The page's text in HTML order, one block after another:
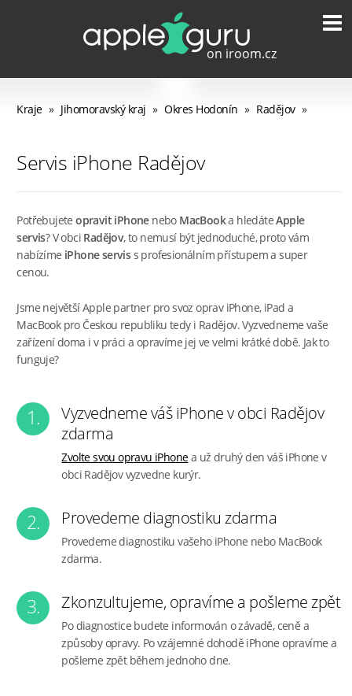
Kraje » Jihomoravský kraj » Okres Hodonín » Radějov »
Servis iPhone Radějov
Potřebujeteopravit iPhonenebo MacBooka hledáteApple
servis? V obci Radějov, to nemusí být jednoduché, proto vám
nabízíme iPhone serviss profesionálním přístupem a super
cenou.
Jsme největší Apple partner pro svoz oprav iPhone, iPad a
MacBook pro Českou republiku tedy i Radějov. Vyzvedneme vaše
zařízení doma i v práci a opravíme jej ve velmi krátké době. Jak to
funguje?
1.
Vyzvedneme váš iPhone v obci Radějov
zdarma
Zvolte svou opravu iPhonea už druhý den váš iPhone v
obci Radějov vyzvedne kurýr.
2. Provedeme diagnostiku zdarma
Provedeme diagnostiku vašeho iPhone nebo MacBook
zdarma.
3. Zkonzultujeme, opravíme a pošleme zpět
Po diagnostice budete informován o závadě, ceně a
způsoby opravy. Po vzájemné dohodě iPhone opravíme a
pošleme zpět během jednoho dne.